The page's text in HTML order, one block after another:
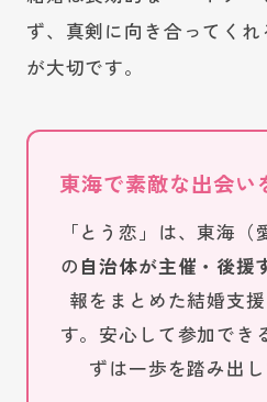
ず、真剣に向き合ってく
が大切です。
東海で素敵な出会い
「とう恋」は、東海（
の 自治体が主催・後援
報をまとめた結婚支
す。安心して参加でき
ずは一歩を踏み出し